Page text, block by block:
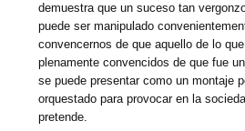
demuestra que un suceso tan
puede ser manipulado
convencernos de que aquello de lo
plenamente convencidos de que fue
se puede presentar como un montaje
orquestado para provocar en la
pretende.